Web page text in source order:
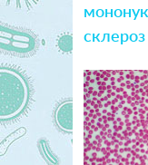
склероз